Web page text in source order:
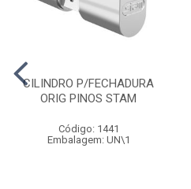
CILINDRO P/FECHADURA
ORIG PINOS STAM
Código: 1441
Embalagem: UN\1